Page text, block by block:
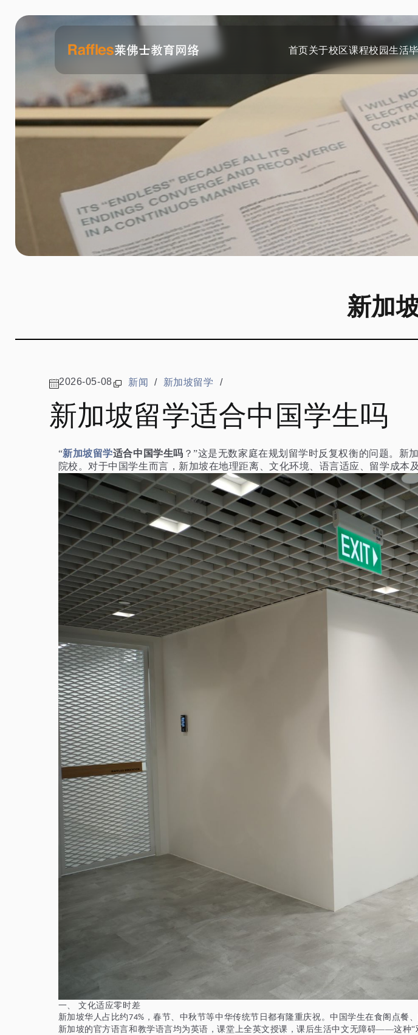
首页关于校区课程校园生活
新加
2026-05-08 新闻 / 新加坡留学 /
新加坡留学适合中国学生吗
“新加坡留学适合中国学生吗 ？”这是无数家庭在规划留学时反复权衡的问题。新
院校。对于中国学生而言，新加坡在地理距离、文化环境、语言适应、留学成本
一、
文化适应零时差
新加坡华人占比约74% ，春节、中秋节等中华传统节日都有隆重庆祝。中国学生在食阁点餐
新加坡的官方语言和教学语言均为英语，课堂上全英文授课，课后生活中文无障碍——这种